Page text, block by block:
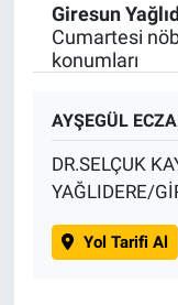
Giresun
Cumartesi
konumları
AYŞEGÜL
DR.SELÇUK
YAĞLIDERE/
Yol Tarifi Al